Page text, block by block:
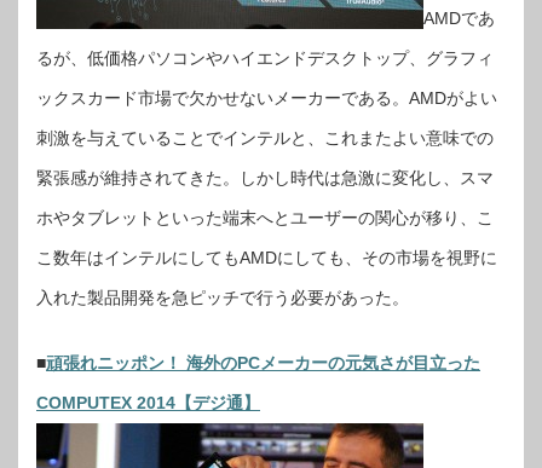
AMDであ
るが、低価格パソコンやハイエンドデスクトップ、グラフィ
ックスカード市場で欠かせないメーカーである。AMDがよい
刺激を与えていることでインテルと、これまたよい意味での
緊張感が維持されてきた。しかし時代は急激に変化し、スマ
ホやタブレットといった端末へとユーザーの関心が移り、こ
こ数年はインテルにしてもAMDにしても、その市場を視野に
入れた製品開発を急ピッチで行う必要があった。
■頑張れニッポン！ 海外のPCメーカーの元気さが目立った
COMPUTEX 2014【デジ通】